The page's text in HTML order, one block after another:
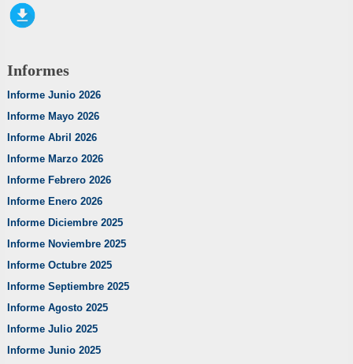
Informes
Informe Junio 2026
Informe Mayo 2026
Informe Abril 2026
Informe Marzo 2026
Informe Febrero 2026
Informe Enero 2026
Informe Diciembre 2025
Informe Noviembre 2025
Informe Octubre 2025
Informe Septiembre 2025
Informe Agosto 2025
Informe Julio 2025
Informe Junio 2025